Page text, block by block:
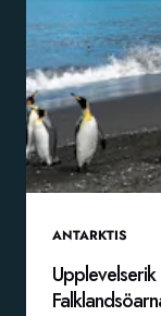
ANTARKTIS